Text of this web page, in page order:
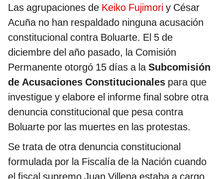
Las agrupaciones de Keiko Fujimori y César
Acuña no han respaldado ninguna acusación
constitucional contra Boluarte. El 5 de
diciembre del año pasado, la Comisión
Permanente otorgó 15 días a laSubcomisión
de Acusaciones Constitucionales para que
investigue y elabore el informe final sobre otra
denuncia constitucional que pesa contra
Boluarte por las muertes en las protestas.
Se trata de otra denuncia constitucional
formulada por la Fiscalía de la Nación cuando
el fiscal supremo Juan Villena estaba a cargo